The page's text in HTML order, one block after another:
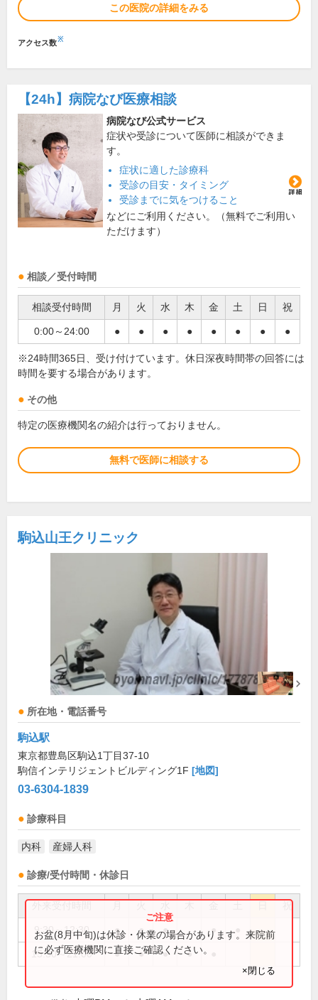
この医院の詳細をみる
アクセス数※
【24h】 病院なび医療相談
病院なび公式サービス
症状や受診について医師に相談ができま
す。
症状に適した診療科
受診の目安・タイミング
受診までに気をつけること
などにご利用ください。（無料でご利用い
ただけます）
相談／受付時間
相談受付時間 月 火 水 木 金 土 日 祝
0:00～24:00 ● ● ● ● ● ● ● ●
※24時間365日、受け付けています。休日深夜時間帯の回答には
時間を要する場合があります。
その他
特定の医療機関名の紹介は行っておりません。
無料で医師に相談する
駒込山王クリニック
所在地・電話番号
駒込駅
東京都豊島区駒込1丁目37-10
駒信インテリジェントビルディング1F [地図]
03-6304-1839
診療科目
内科 産婦人科
診療/受付時間・休診日
祝
9:30～12:30 ● ● ● ●
15:30～21:00 ● ● ● ●
お盆(8月中旬)は休診・休業の場合があります。来院前
に必ず医療機関に直接ご確認ください。
×閉じる